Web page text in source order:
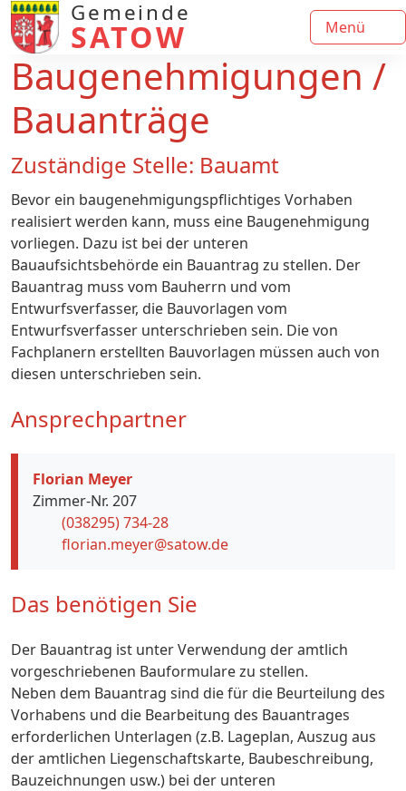
Gemeinde
SATOW Menü
Baugenehmigungen /
Bauanträge
Zuständige Stelle: Bauamt
Bevor ein baugenehmigungspflichtiges Vorhaben
realisiert werden kann, muss eine Baugenehmigung
vorliegen. Dazu ist bei der unteren
Bauaufsichtsbehörde ein Bauantrag zu stellen. Der
Bauantrag muss vom Bauherrn und vom
Entwurfsverfasser, die Bauvorlagen vom
Entwurfsverfasser unterschrieben sein. Die von
Fachplanern erstellten Bauvorlagen müssen auch von
diesen unterschrieben sein.
Ansprechpartner
Florian Meyer
Zimmer-Nr. 207
(038295) 734-28
florian.meyer@satow.de
Das benötigen Sie
Der Bauantrag ist unter Verwendung der amtlich
vorgeschriebenen Bauformulare zu stellen.
Neben dem Bauantrag sind die für die Beurteilung des
Vorhabens und die Bearbeitung des Bauantrages
erforderlichen Unterlagen (z.B. Lageplan, Auszug aus
der amtlichen Liegenschaftskarte, Baubeschreibung,
Bauzeichnungen usw.) bei der unteren